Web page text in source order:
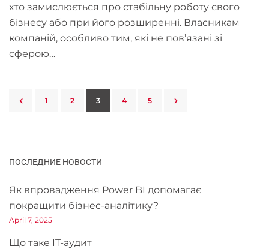
хто замислюється про стабільну роботу свого
бізнесу або при його розширенні. Власникам
компаній, особливо тим, які не пов’язані зі
сферою…
1 2 3 4 5
ПОСЛЕДНИЕ НОВОСТИ
Як впровадження Power BI допомагає
покращити бізнес-аналітику?
April 7, 2025
Що таке IT-аудит